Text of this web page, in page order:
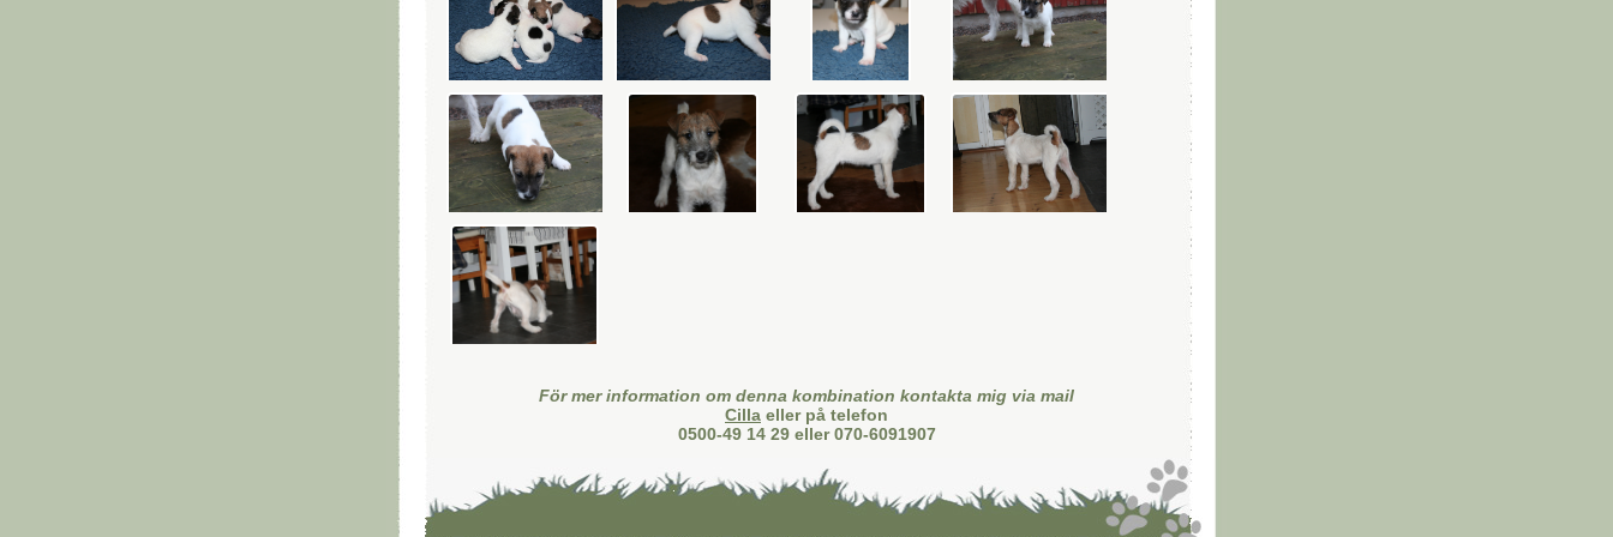
För mer information om denna kombination kontakta mig via mail
Cilla eller på telefon
0500-49 14 29 eller 070-6091907